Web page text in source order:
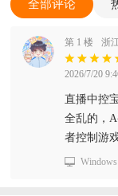
全部评论
第 1 楼 浙
2026/7/20
直播中控
全乱的，
者控制游